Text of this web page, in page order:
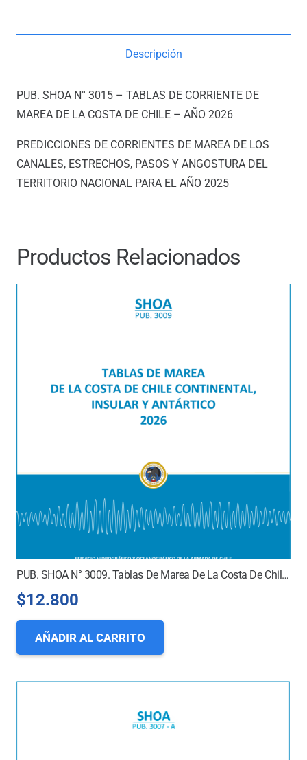
de
Chile
2026
(Digital
2026)
Descripción
PUB. SHOA N° 3015 – TABLAS DE CORRIENTE DE
MAREA DE LA COSTA DE CHILE – AÑO 2026
PREDICCIONES DE CORRIENTES DE MAREA DE LOS
CANALES, ESTRECHOS, PASOS Y ANGOSTURA DEL
TERRITORIO NACIONAL PARA EL AÑO 2025
Productos Relacionados
PUB. SHOA N° 3009. Tablas De Marea De La Costa De Chile Continental, Insular Y Antártico 2026 (Digital 2026)
$12.800
AÑADIR AL CARRITO